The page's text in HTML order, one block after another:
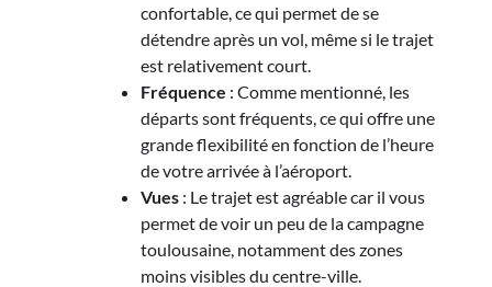
confortable, ce qui permet de se
détendre après un vol, même si le trajet
est relativement court.
Fréquence : Comme mentionné, les
départs sont fréquents, ce qui offre une
grande flexibilité en fonction de l’heure
de votre arrivée à l’aéroport.
Vues : Le trajet est agréable car il vous
permet de voir un peu de la campagne
toulousaine, notamment des zones
moins visibles du centre-ville.